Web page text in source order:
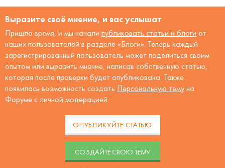
Выразите своё мнение, и вас услышат
Пришло время, и мы начали публиковать статьи и блоги от
наших пользователей в разделе «Блоги». Теперь каждый
зарегистрированный пользователь может поделиться своим
опытом или выразить мнение, написав собственную статью,
которая после проверки будет опубликована. Также
появилась возможность создать Персональную тему на
Форуме с личной модерацией.
ОПУБЛИКУЙТЕ СТАТЬЮ
CОЗДАЙТЕ СВОЮ ТЕМУ